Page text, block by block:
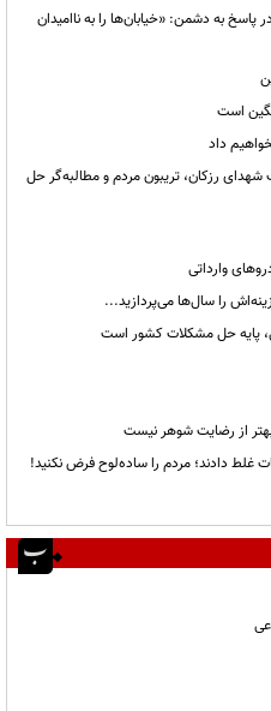
به دشمن: «خیابان‌ها را به ناامیدان
است
داد
رزکان، تریبون مردم و مطالبه‌گر حل
وارداتی
پایه حل مشکلات کشور است
از رضایت شوهر نیست
غلط دادند؛ مردم را ساده‌لوح فرض نکنید!